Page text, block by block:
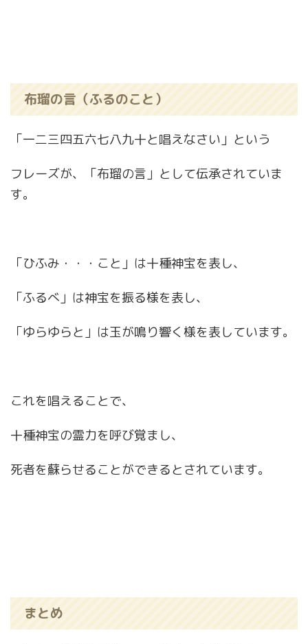
布瑠の言（ふるのこと）
「一二三四五六七八九十と唱えなさい」という
フレーズが、「布瑠の言」として伝承されていま
す。
「ひふみ・・・こと」は十種神宝を表し、
「ふるべ」は神宝を振る様を表し、
「ゆらゆらと」は玉が鳴り響く様を表しています。
これを唱えることで、
十種神宝の霊力を呼び覚まし、
死者を蘇らせることができるとされています。
まとめ